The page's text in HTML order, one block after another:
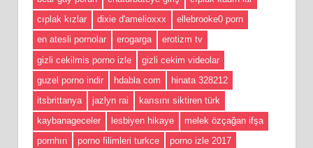
cıplak kızlar
dixie d'amelioxxx
ellebrooke0 porn
en atesli pornolar
erogarga
erotizm tv
gizli cekilmis porno izle
gizli cekim videolar
guzel porno indir
hdabla com
hinata 328212
itsbrittanya
jazlyn rai
karısını siktiren türk
kaybanageceler
lesbiyen hikaye
melek özçağan ifşa
pornhın
porno filimleri turkce
porno izle 2017